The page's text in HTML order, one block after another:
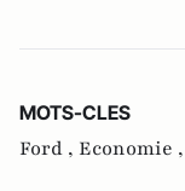
MOTS-CLES
Ford , Economie ,